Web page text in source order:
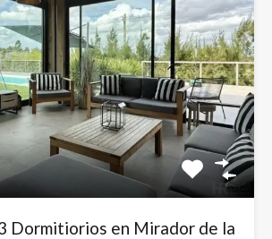
Dormitiorios en Mirador de la